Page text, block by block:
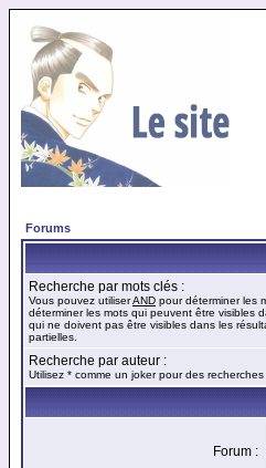
Forums
Recherche par mots clés :
Vous pouvez utiliserAND pour déterminer les
déterminer les mots qui peuvent être visibles
qui ne doivent pas être visibles dans les
partielles.
Recherche par auteur :
Utilisez * comme un joker pour des recherches
Forum :